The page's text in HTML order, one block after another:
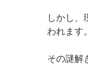
しかし
われます。
その謎解